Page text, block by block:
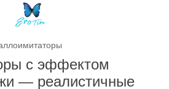
с эффектом
— реалистичные